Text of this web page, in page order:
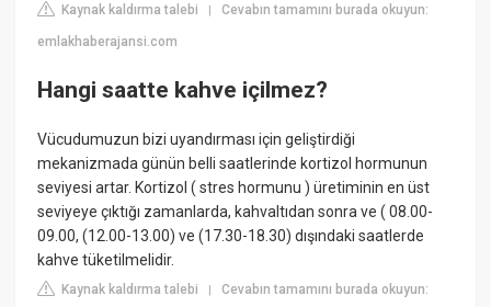
Kaynak kaldırma talebi |Cevabın tamamını burada okuyun:
emlakhaberajansi.com
Hangi saatte kahve içilmez?
Vücudumuzun bizi uyandırması için geliştirdiği
mekanizmada günün belli saatlerinde kortizol hormunun
seviyesi artar. Kortizol ( stres hormunu ) üretiminin en üst
seviyeye çıktığı zamanlarda, kahvaltıdan sonra ve ( 08.00-
09.00, (12.00-13.00) ve (17.30-18.30) dışındaki saatlerde
kahve tüketilmelidir.
Kaynak kaldırma talebi |Cevabın tamamını burada okuyun: